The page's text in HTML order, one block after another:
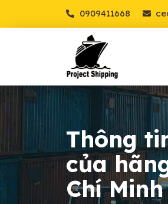
0909411668
Thông
của
Chí